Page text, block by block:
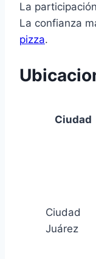
La
La confianza
pizza.
Ciudad
Ciudad
Juárez